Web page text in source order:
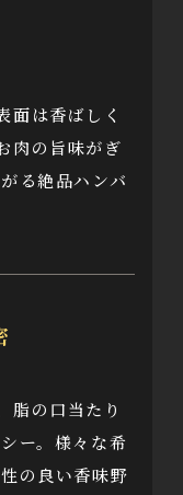
面は香ばしく
肉の旨味がぎ
る絶品ハンバ
脂の口当たり
ー。様々な希
の良い香味野